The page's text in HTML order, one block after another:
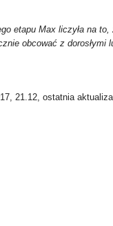
etapu Max liczyła na
obcować z dorosłymi
21.12, ostatnia